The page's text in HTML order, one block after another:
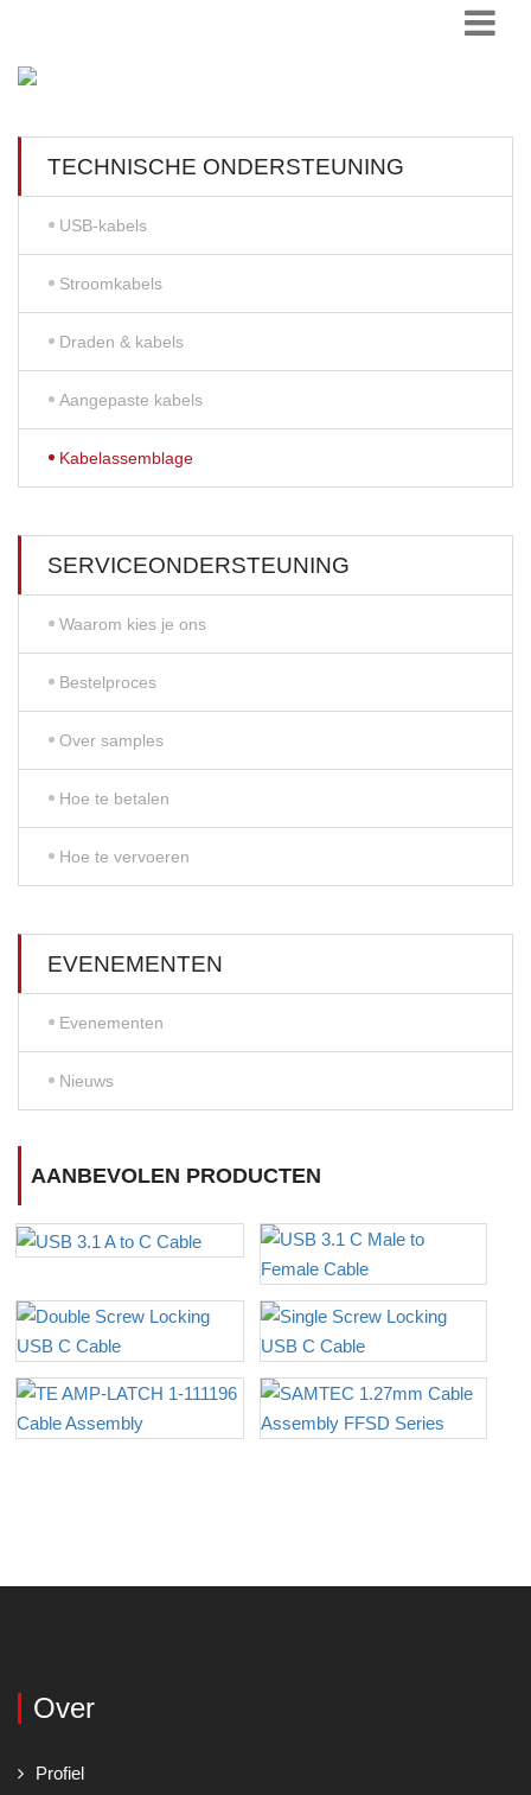
TECHNISCHE ONDERSTEUNING
USB-kabels
Stroomkabels
Draden & kabels
Aangepaste kabels
Kabelassemblage
SERVICEONDERSTEUNING
Waarom kies je ons
Bestelproces
Over samples
Hoe te betalen
Hoe te vervoeren
EVENEMENTEN
Evenementen
Nieuws
AANBEVOLEN PRODUCTEN
Over
Profiel